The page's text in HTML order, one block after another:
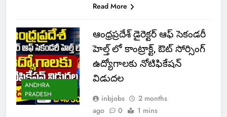
Read More
ANDHRA
PRADESH
ఆంధ్రప్రదేశ్ డైరెక్టర్ ఆఫ్ సెకండరీ
హెల్త్ లో కాంట్రాక్ట్, ఔట్ సోర్సింగ్
ఉద్యోగాలకు నోటిఫికేషన్
విడుదల
inbjobs
2 months
ago
0 1 mins